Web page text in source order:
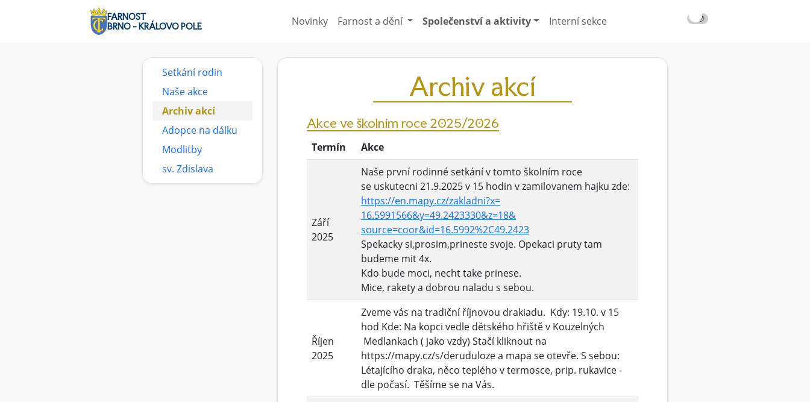
FARNOST
BRNO - KRÁLOVO POLE
☀️ 🌙
Novinky Farnost a dění Společenství a aktivity Interní sekce
Setkání rodin
Naše akce
Archiv akcí
Adopce na dálku
Modlitby
sv. Zdislava
Archiv akcí
Akce ve školním roce 2025/2026
Termín Akce
Září
2025
Naše prvnírodinnésetkánív tomto školním roce
se uskutecni 21.9.2025 v 15 hodin v zamilovanem hajku zde:
https://en.mapy.cz/zakladni?x=
16.5991566&y=49.2423330&z=18&
source=coor&id=16.5992%2C49.2423
Spekacky si,prosim,prineste svoje. Opekaci pruty tam
budeme mit 4x.
Kdo bude moci, necht take prinese.
Mice, rakety a dobrou naladu s sebou.
Říjen
2025
Zveme vás na tradiční říjnovou drakiadu. Kdy: 19.10. v 15
hod Kde: Na kopci vedle dětského hřiště v Kouzelných
Medlankach ( jako vzdy) Stačí kliknout na
https://mapy.cz/s/deruduloze a mapa se otevře. S sebou:
Létajícího draka, něco teplého v termosce, prip. rukavice -
dle počasí. Těšíme se na Vás.